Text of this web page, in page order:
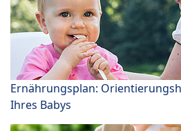
Ernährungsplan:
Ihres Babys